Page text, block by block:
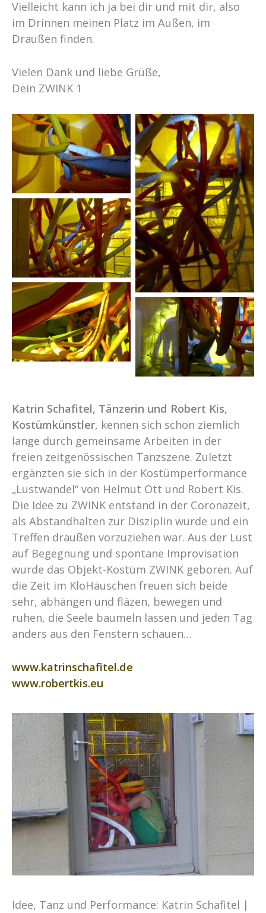
Vielleicht kann ich ja bei dir und mit dir, also
im Drinnen meinen Platz im Außen, im
Draußen finden.
Vielen Dank und liebe Grüße,
Dein ZWINK 1
Katrin Schafitel, Tänzerin und Robert Kis,
Kostümkünstler, kennen sich schon ziemlich
lange durch gemeinsame Arbeiten in der
freien zeitgenössischen Tanzszene. Zuletzt
ergänzten sie sich in der Kostümperformance
„Lustwandel“ von Helmut Ott und Robert Kis.
Die Idee zu ZWINK entstand in der Coronazeit,
als Abstandhalten zur Disziplin wurde und ein
Treffen draußen vorzuziehen war. Aus der Lust
auf Begegnung und spontane Improvisation
wurde das Objekt-Kostüm ZWINK geboren. Auf
die Zeit im KloHäuschen freuen sich beide
sehr, abhängen und fläzen, bewegen und
ruhen, die Seele baumeln lassen und jeden Tag
anders aus den Fenstern schauen…
www.katrinschafitel.de
www.robertkis.eu
Idee, Tanz und Performance: Katrin Schafitel |